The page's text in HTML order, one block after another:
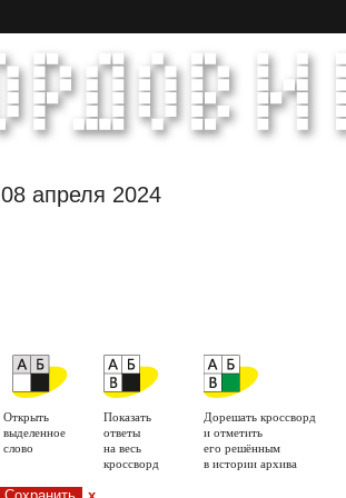
08 апреля 2024
Открыть
выделенное
слово
Показать
ответы
на весь
кроссворд
Дорешать кроссворд
и отметить
его решённым
в истории архива